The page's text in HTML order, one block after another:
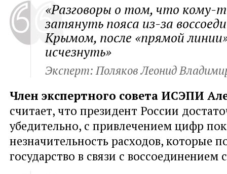
«Разговоры о том, что кому-
затянуть пояса из-за
Крымом, после «прямой
исчезнуть»
Эксперт: Поляков Леонид
Член экспертного совета ИСЭПИ
считает, что президент России
убедительно, с привлечением цифр
незначительность расходов, которые
государство в связи с